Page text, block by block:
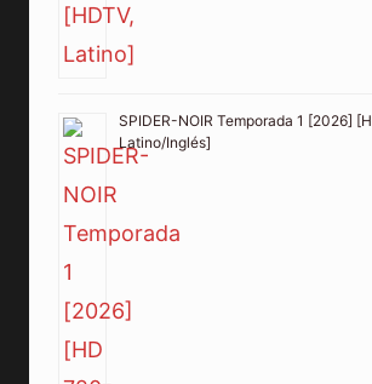
SPIDER-NOIR Temporada 1 [2026]
Latino/Inglés]